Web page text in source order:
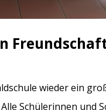
wieder ein
Schülerinnen und